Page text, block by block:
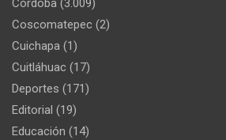
Córdoba (3.009)
Coscomatepec (2)
Cuichapa (1)
Cuitláhuac (17)
Deportes (171)
Editorial (19)
Educación (14)